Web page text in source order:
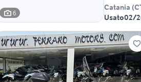
6
Catania (
Usato02/